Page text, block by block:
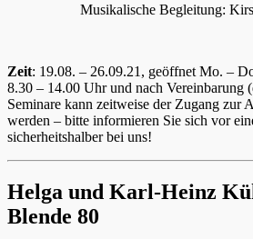
Musikalische Begleitung:
Zeit: 19.08. – 26.09.21, geöffnet Mo. –
8.30 – 14.00 Uhr und nach Vereinbarung
Seminare kann zeitweise der Zugang zur
werden – bitte informieren Sie sich vor
sicherheitshalber bei uns!
Helga und Karl-Heinz
Blende 80